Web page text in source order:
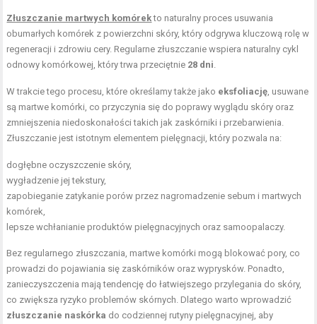
Złuszczanie martwych komórekto naturalny proces usuwania
obumarłych komórek z powierzchni skóry, który odgrywa kluczową rolę w
regeneracji i zdrowiu cery. Regularne złuszczanie wspiera naturalny cykl
odnowy komórkowej, który trwa przeciętnie 28 dni
W trakcie tego procesu, które określamy także jako eksfoliację , usuwane
są martwe komórki, co przyczynia się do poprawy wyglądu skóry oraz
zmniejszenia niedoskonałości takich jak zaskórniki i przebarwienia.
Złuszczanie jest istotnym elementem pielęgnacji, który pozwala na:
dogłębne oczyszczenie skóry,
wygładzenie jej tekstury,
zapobieganie zatykanie porów przez nagromadzenie sebum i martwych
komórek,
lepsze wchłanianie produktów pielęgnacyjnych oraz samoopalaczy.
Bez regularnego złuszczania, martwe komórki mogą blokować pory, co
prowadzi do pojawiania się zaskórników oraz wyprysków. Ponadto,
zanieczyszczenia mają tendencję do łatwiejszego przylegania do skóry,
co zwiększa ryzyko problemów skórnych. Dlatego warto wprowadzić
złuszczanie naskórka do codziennej rutyny pielęgnacyjnej, aby